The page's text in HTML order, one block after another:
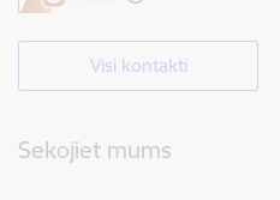
Visi kontakti
Sekojiet mums